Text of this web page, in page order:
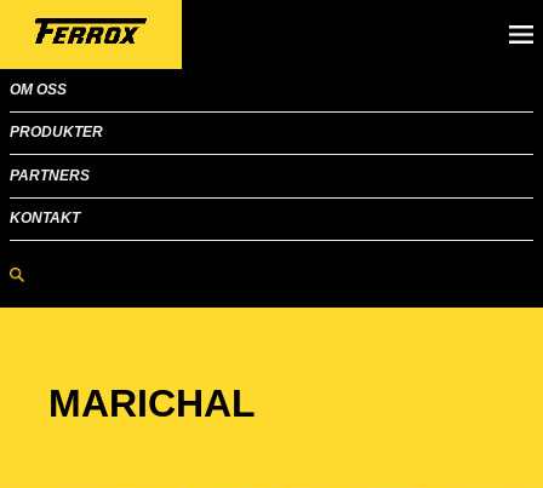
OM OSS
PRODUKTER
PARTNERS
KONTAKT
MARICHAL